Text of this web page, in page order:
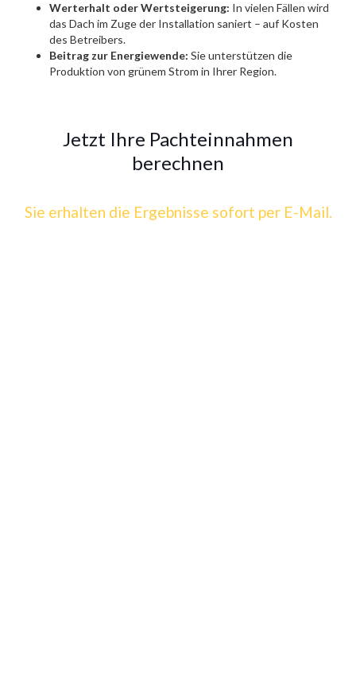
Werterhalt oder Wertsteigerung: In vielen Fällen wird
das Dach im Zuge der Installation saniert – auf Kosten
des Betreibers.
Beitrag zur Energiewende: Sie unterstützen die
Produktion von grünem Strom in Ihrer Region.
Jetzt Ihre Pachteinnahmen
berechnen
Sie erhalten die Ergebnisse sofort per E-Mail.